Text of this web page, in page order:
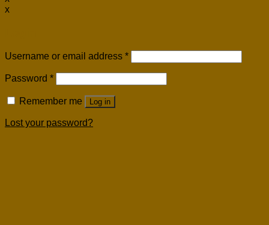
x
Username or email address *
Password *
Remember me Log in
Lost your password?